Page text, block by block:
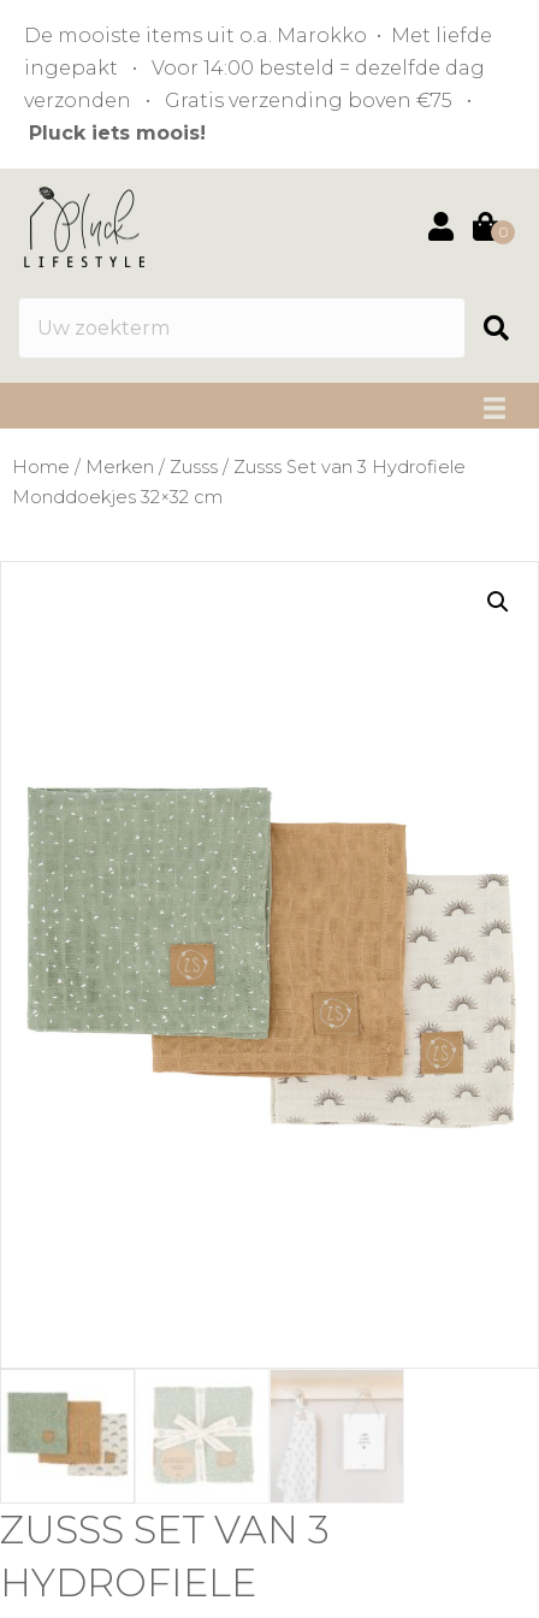
De mooiste items uit o.a. Marokko • Met liefde
ingepakt • Voor 14:00 besteld = dezelfde dag
verzonden • Gratis verzending boven €75 •
Pluck iets moois!
0
Home / Merken / Zusss / Zusss Set van 3 Hydrofiele
Monddoekjes 32×32 cm
ZUSSS SET VAN 3
HYDROFIELE